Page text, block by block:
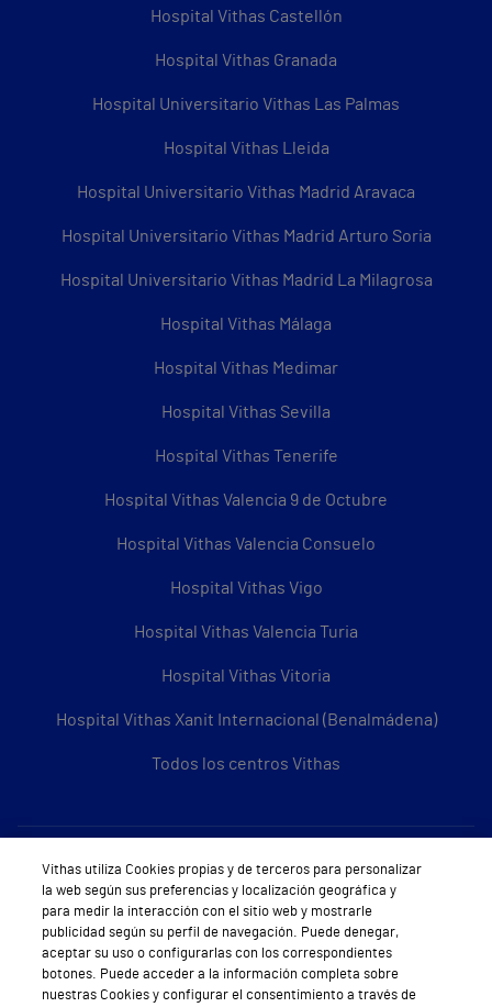
Hospital Vithas Castellón
Hospital Vithas Granada
Hospital Universitario Vithas Las Palmas
Hospital Vithas Lleida
Hospital Universitario Vithas Madrid Aravaca
Hospital Universitario Vithas Madrid Arturo Soria
Hospital Universitario Vithas Madrid La Milagrosa
Hospital Vithas Málaga
Hospital Vithas Medimar
Hospital Vithas Sevilla
Hospital Vithas Tenerife
Hospital Vithas Valencia 9 de Octubre
Hospital Vithas Valencia Consuelo
Hospital Vithas Vigo
Hospital Vithas Valencia Turia
Hospital Vithas Vitoria
Hospital Vithas Xanit Internacional (Benalmádena)
Todos los centros Vithas
Sobre Vithas
Quiénes somos
Trabajar en Vithas
Teléfono Cita Médica
Vithas utiliza Cookies propias y de terceros para personalizar
la web según sus preferencias y localización geográfica y
para medir la interacción con el sitio web y mostrarle
publicidad según su perfil de navegación. Puede denegar,
aceptar su uso o configurarlas con los correspondientes
botones. Puede acceder a la información completa sobre
nuestras Cookies y configurar el consentimiento a través de